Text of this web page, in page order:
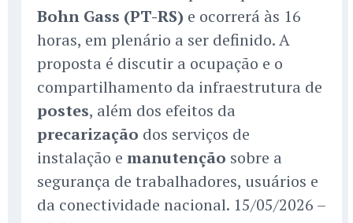
Bohn Gass (PT-RS) e ocorrerá às 16
horas, em plenário a ser definido. A
proposta é discutir a ocupação e o
compartilhamento da infraestrutura de
postes, além dos efeitos da
precarização dos serviços de
instalação e manutenção sobre a
segurança de trabalhadores, usuários e
da conectividade nacional. 15/05/2026 –